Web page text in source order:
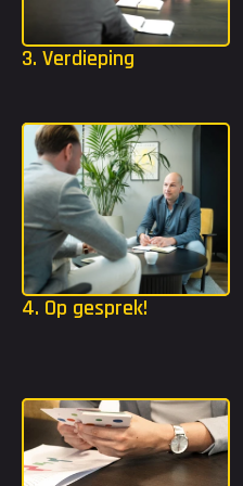
3. Verdieping
4. Op gesprek!